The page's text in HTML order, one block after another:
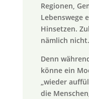
Regionen,
Lebenswege
Hinsetzen.
nämlich nicht.
Denn
könne ein
„wieder
die